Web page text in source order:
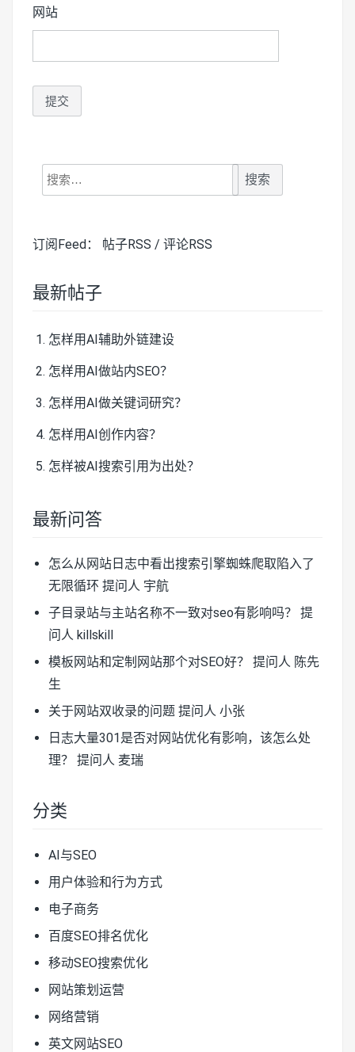
网站
搜
索：
订阅Feed： 帖子RSS / 评论RSS
最新帖子
怎样用AI辅助外链建设
怎样用AI做站内SEO？
怎样用AI做关键词研究？
怎样用AI创作内容？
怎样被AI搜索引用为出处？
最新问答
怎么从网站日志中看出搜索引擎蜘蛛爬取陷入了
无限循环 提问人 宇航
子目录站与主站名称不一致对seo有影响吗？
提
问人 killskill
模板网站和定制网站那个对SEO好？
提问人 陈先
生
关于网站双收录的问题 提问人 小张
日志大量301是否对网站优化有影响，该怎么处
理？
提问人 麦瑞
分类
AI与SEO
用户体验和行为方式
电子商务
百度SEO排名优化
移动SEO搜索优化
网站策划运营
网络营销
英文网站SEO